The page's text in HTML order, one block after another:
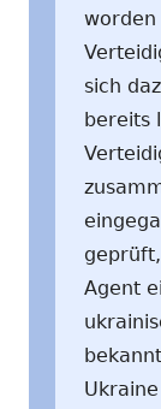
worden
sich
bereits
Agent